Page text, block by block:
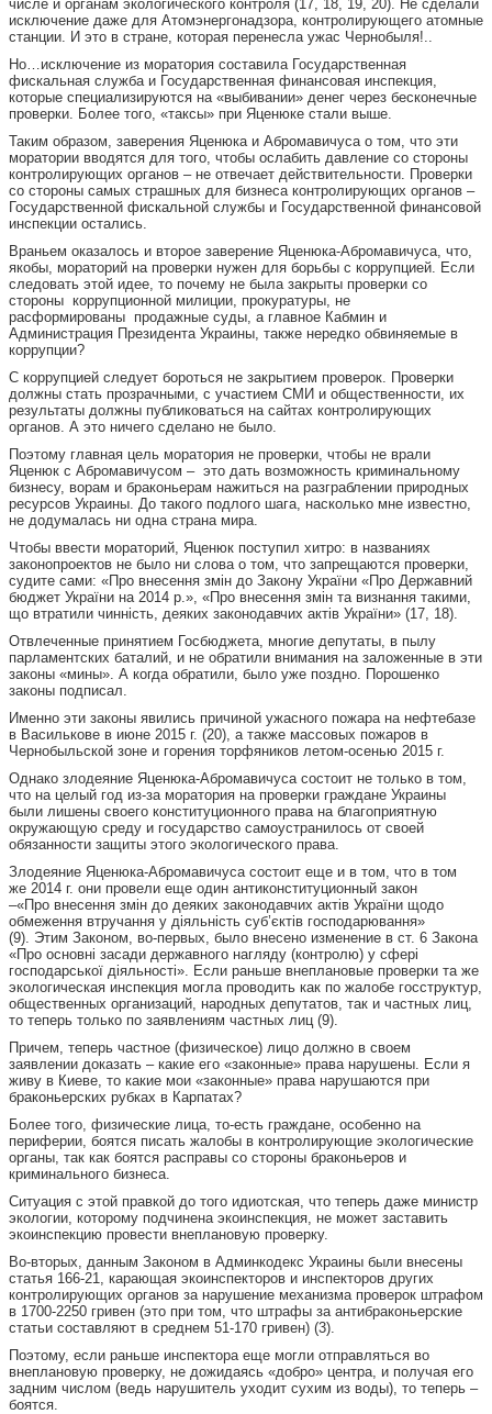
числе и органам экологического контроля (17, 18, 19, 20). Не сделали
исключение даже для Атомэнергонадзора, контролирующего атомные
станции. И это в стране, которая перенесла ужас Чернобыля!..
Но…исключение из моратория составила Государственная
фискальная служба и Государственная финансовая инспекция,
которые специализируются на «выбивании» денег через бесконечные
проверки. Более того, «таксы» при Яценюке стали выше.
Таким образом, заверения Яценюка и Абромавичуса о том, что эти
моратории вводятся для того, чтобы ослабить давление со стороны
контролирующих органов – не отвечает действительности. Проверки
со стороны самых страшных для бизнеса контролирующих органов –
Государственной фискальной службы и Государственной финансовой
инспекции остались.
Враньем оказалось и второе заверение Яценюка-Абромавичуса, что,
якобы, мораторий на проверки нужен для борьбы с коррупцией. Если
следовать этой идее, то почему не была закрыты проверки со
стороны коррупционной милиции, прокуратуры, не
расформированы продажные суды, а главное Кабмин и
Администрация Президента Украины, также нередко обвиняемые в
коррупции?
С коррупцией следует бороться не закрытием проверок. Проверки
должны стать прозрачными, с участием СМИ и общественности, их
результаты должны публиковаться на сайтах контролирующих
органов. А это ничего сделано не было.
Поэтому главная цель моратория не проверки, чтобы не врали
Яценюк с Абромавичусом – это дать возможность криминальному
бизнесу, ворам и браконьерам нажиться на разграблении природных
ресурсов Украины. До такого подлого шага, насколько мне известно,
не додумалась ни одна страна мира.
Чтобы ввести мораторий, Яценюк поступил хитро: в названиях
законопроектов не было ни слова о том, что запрещаются проверки,
судите сами: «Про внесення змін до Закону України «Про Державний
бюджет України на 2014 р.», «Про внесення змін та визнання такими,
що втратили чинність, деяких законодавчих актів України» (17, 18).
Отвлеченные принятием Госбюджета, многие депутаты, в пылу
парламентских баталий, и не обратили внимания на заложенные в эти
законы «мины». А когда обратили, было уже поздно. Порошенко
законы подписал.
Именно эти законы явились причиной ужасного пожара на нефтебазе
в Василькове в июне 2015 г. (20), а также массовых пожаров в
Чернобыльской зоне и горения торфяников летом-осенью 2015 г.
Однако злодеяние Яценюка-Абромавичуса состоит не только в том,
что на целый год из-за моратория на проверки граждане Украины
были лишены своего конституционного права на благоприятную
окружающую среду и государство самоустранилось от своей
обязанности защиты этого экологического права.
Злодеяние Яценюка-Абромавичуса состоит еще и в том, что в том
же 2014 г. они провели еще один антиконституционный закон
–«Про внесення змін до деяких законодавчих актів України щодо
обмеження втручання у діяльність суб’єктів господарювання»
(9). Этим Законом, во-первых, было внесено изменение в ст. 6 Закона
«Про основні засади державного нагляду (контролю) у сфері
господарської діяльності». Если раньше внеплановые проверки та же
экологическая инспекция могла проводить как по жалобе госструктур,
общественных организаций, народных депутатов, так и частных лиц,
то теперь только по заявлениям частных лиц (9).
Причем, теперь частное (физическое) лицо должно в своем
заявлении доказать – какие его «законные» права нарушены. Если я
живу в Киеве, то какие мои «законные» права нарушаются при
браконьерских рубках в Карпатах?
Более того, физические лица, то-есть граждане, особенно на
периферии, боятся писать жалобы в контролирующие экологические
органы, так как боятся расправы со стороны браконьеров и
криминального бизнеса.
Ситуация с этой правкой до того идиотская, что теперь даже министр
экологии, которому подчинена экоинспекция, не может заставить
экоинспекцию провести внеплановую проверку.
Во-вторых, данным Законом в Админкодекс Украины были внесены
статья 166-21, карающая экоинспекторов и инспекторов других
контролирующих органов за нарушение механизма проверок штрафом
в 1700-2250 гривен (это при том, что штрафы за антибраконьерские
статьи составляют в среднем 51-170 гривен) (3).
Поэтому, если раньше инспектора еще могли отправляться во
внеплановую проверку, не дожидаясь «добро» центра, и получая его
задним числом (ведь нарушитель уходит сухим из воды), то теперь –
боятся.